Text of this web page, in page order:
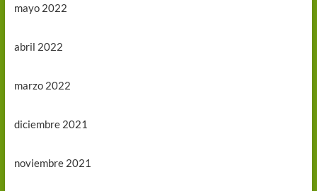
mayo 2022
abril 2022
marzo 2022
diciembre 2021
noviembre 2021